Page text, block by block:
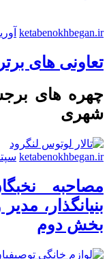
ketabenokhbegan.ir آوریل
تعاونی های
چهره های
شهری
ketabenokhbegan.ir
مصاحبه
بنیانگذار،
بخش دوم